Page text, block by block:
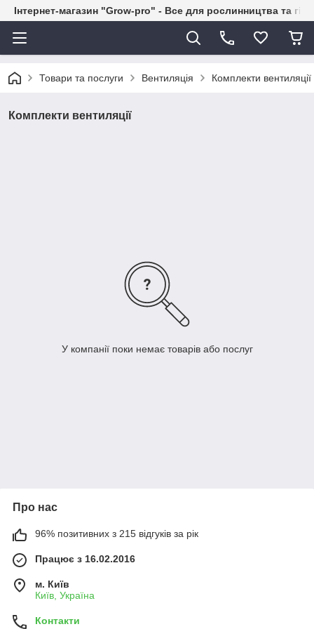
Інтернет-магазин "Grow-pro" - Все для рослинництва та
Товари та послуги Вентиляція Комплекти вентиляції
Комплекти вентиляції
У компанії поки немає товарів або послуг
Про нас
96% позитивних з 215 відгуків за рік
Працює з 16.02.2016
м. Київ
Київ, Україна
Контакти